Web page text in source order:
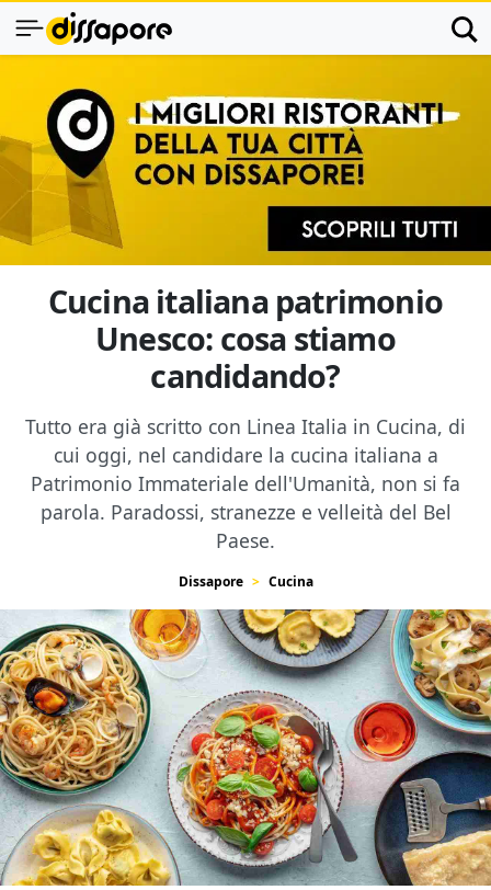
Cucina italiana patrimonio
Unesco: cosa stiamo
candidando?
Tutto era già scritto con Linea Italia in Cucina, di
cui oggi, nel candidare la cucina italiana a
Patrimonio Immateriale dell'Umanità, non si fa
parola. Paradossi, stranezze e velleità del Bel
Paese.
Dissapore Cucina